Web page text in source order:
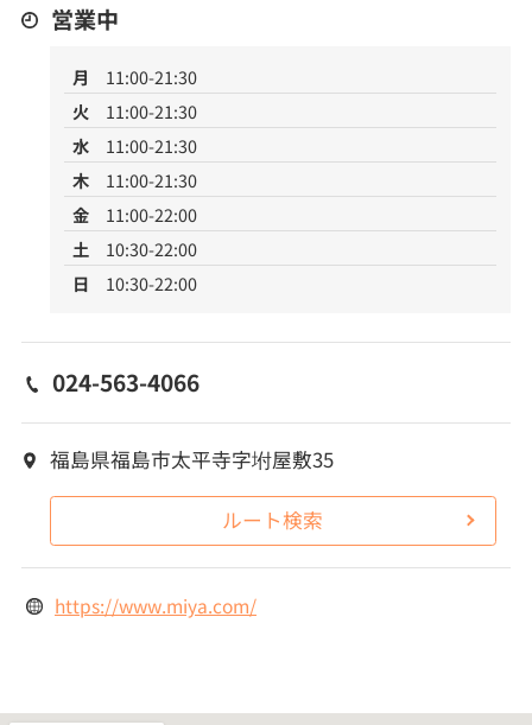
営業中
月
11:00-21:30
火
11:00-21:30
水
11:00-21:30
木
11:00-21:30
金
11:00-22:00
土
10:30-22:00
日
10:30-22:00
024-563-4066
福島県福島市太平寺字坿屋敷35
ルート検索
https://www.miya.com/